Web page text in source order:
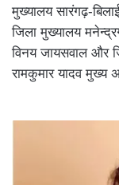
मुख्यालय सारंगढ़-
जिला मुख्यालय
विनय जायसवाल और
रामकुमार यादव मुख्य